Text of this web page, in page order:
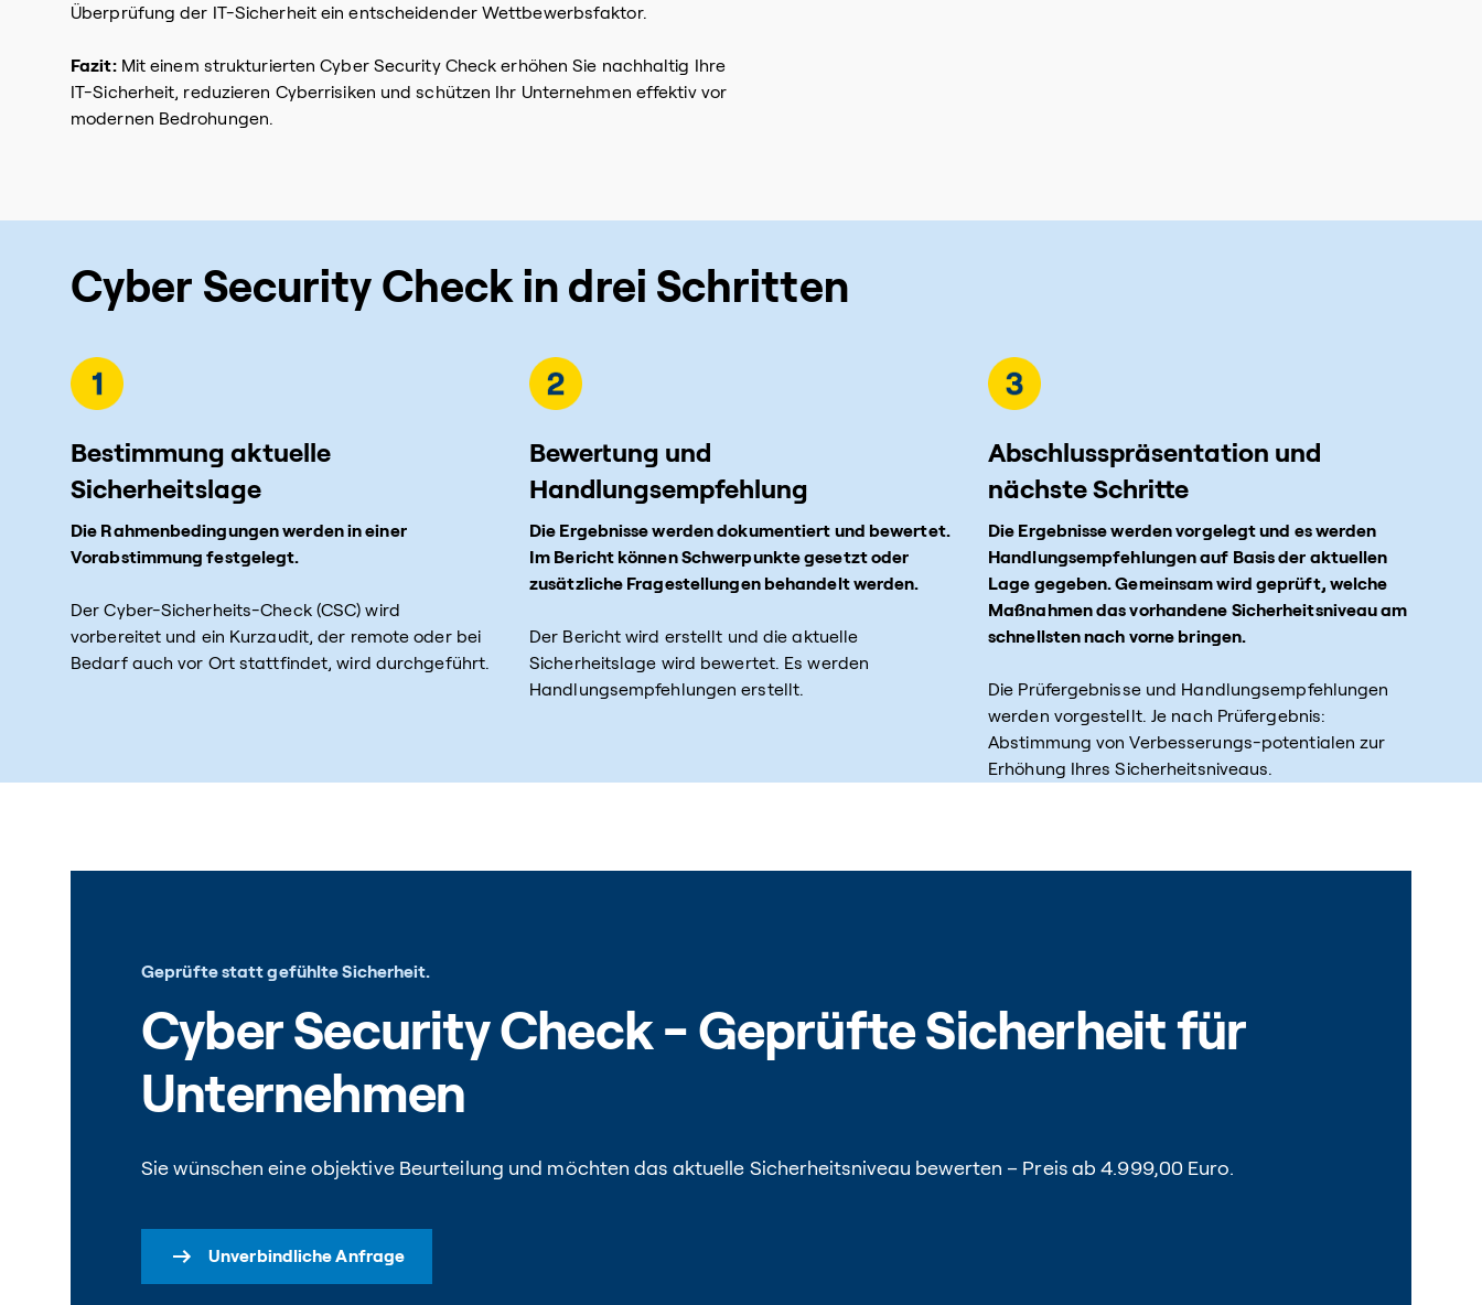
Überprüfung der IT-Sicherheit ein entscheidender Wettbewerbsfaktor.
Fazit:Mit einem strukturierten Cyber Security Check erhöhen Sie nachhaltig Ihre
IT-Sicherheit, reduzieren Cyberrisiken und schützen Ihr Unternehmen effektiv vor
modernen Bedrohungen.
Cyber Security Check in drei Schritten
Bestimmung aktuelle
Sicherheitslage
Die Rahmenbedingungen werden in einer
Vorabstimmung festgelegt.
Der Cyber-Sicherheits-Check (CSC) wird
vorbereitet und ein Kurzaudit, der remote oder bei
Bedarf auch vor Ort stattfindet, wird durchgeführt.
Bewertung und
Handlungsempfehlung
Die Ergebnisse werden dokumentiert und bewertet.
Im Bericht können Schwerpunkte gesetzt oder
zusätzliche Fragestellungen behandelt werden.
Der Bericht wird erstellt und die aktuelle
Sicherheitslage wird bewertet. Es werden
Handlungsempfehlungen erstellt.
Abschlusspräsentation und
nächste Schritte
Die Ergebnisse werden vorgelegt und es werden
Handlungsempfehlungen auf Basis der aktuellen
Lage gegeben. Gemeinsam wird geprüft, welche
Maßnahmen das vorhandene Sicherheitsniveau am
schnellsten nach vorne bringen.
Die Prüfergebnisse und Handlungsempfehlungen
werden vorgestellt. Je nach Prüfergebnis:
Abstimmung von Verbesserungs-potentialen zur
Erhöhung Ihres Sicherheitsniveaus.
Geprüfte statt gefühlte Sicherheit.
Cyber Security Check - Geprüfte Sicherheit für
Unternehmen
Sie wünschen eine objektive Beurteilung und möchten das aktuelle Sicherheitsniveau bewerten – Preis ab 4.999,00 Euro.
Unverbindliche Anfrage